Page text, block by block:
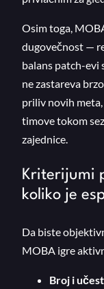
Osim toga,
dugovečnost —
balans patch-evi
ne zastareva
priliv novih
timove tokom
zajednice.
Kriterijumi
koliko je
Da biste
MOBA igre
Broj i